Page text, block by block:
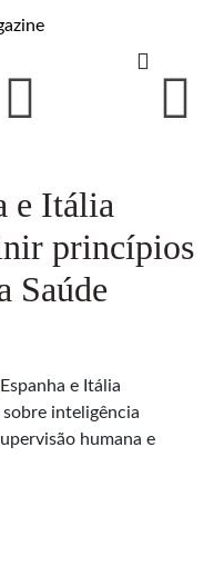
e Itália
princípios
Saúde
e Itália
inteligência
humana e